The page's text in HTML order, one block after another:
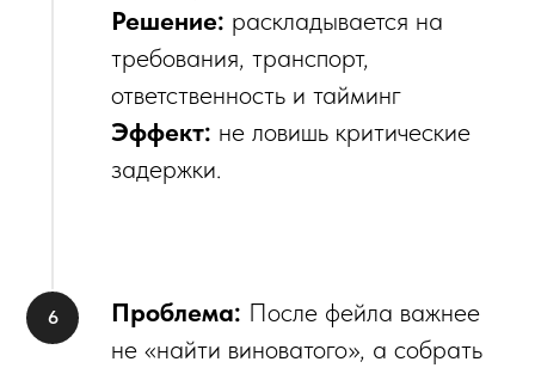
Решение: раскладывается на
требования, транспорт,
ответственность и тайминг
Эффект: не ловишь критические
задержки.
Проблема: После фейла важнее
не «найти виноватого», а собрать